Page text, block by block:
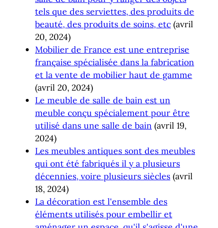
tels que des serviettes, des produits de
beauté, des produits de soins, etc (avril
20, 2024)
Mobilier de France est une entreprise
française spécialisée dans la fabrication
et la vente de mobilier haut de gamme
(avril 20, 2024)
Le meuble de salle de bain est un
meuble conçu spécialement pour être
utilisé dans une salle de bain (avril 19,
2024)
Les meubles antiques sont des meubles
qui ont été fabriqués il y a plusieurs
décennies, voire plusieurs siècles (avril
18, 2024)
La décoration est l'ensemble des
éléments utilisés pour embellir et